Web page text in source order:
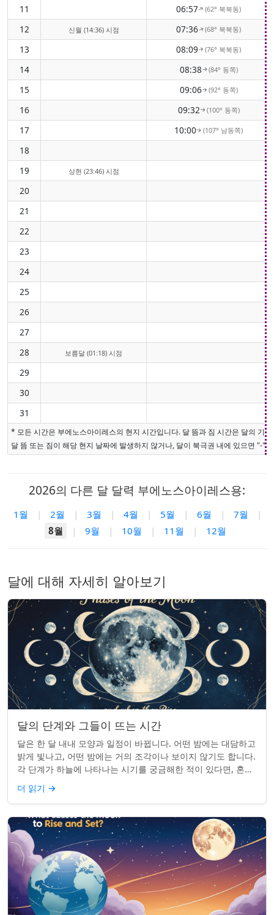
11 06:57↑(62° 북북동)
12 신월 (14:36) 시점 07:36↑(68° 북북동)
13 08:09↑(76° 북북동)
14 08:38↑(84° 동쪽)
15 09:06↑ (92° 동쪽)
16 09:32↑(100° 동쪽)
17 10:00↑(107° 남동쪽)
18
19
상현 (23:46) 시점
20
21
22
23
24
25
26
27
28
보름달 (01:18) 시점
29
30
31
* 모든 시간은 부에노스아이레스의 현지 시간입니다. 달 뜸과 짐 시간은 달의 기
달 뜸 또는 짐이 해당 현지 날짜에 발생하지 않거나, 달이 북극권 내에 있으면 "-"
2026의 다른 달 달력 부에노스아이레스용:
1월 | 2월 | 3월 | 4월 | 5월 | 6월 | 7월
|
8월
| 9월 | 10월 | 11월 | 12월
달에 대해 자세히 알아보기
달의 단계와 그들이 뜨는 시간
달은 한 달 내내 모양과 일정이 바뀝니다. 어떤 밤에는 대담하고
밝게 빛나고, 어떤 밤에는 거의 조각이나 보이지 않기도 합니다.
각 단계가 하늘에 나타나는 시기를 궁금해한 적이 있다면, 혼자
가 아닙니다. 사실 그 타...
더 읽기 →